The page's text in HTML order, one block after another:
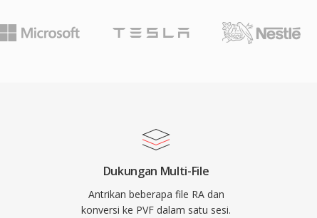
Dukungan Multi-File
Antrikan beberapa file RA dan
konversi ke PVF dalam satu sesi.